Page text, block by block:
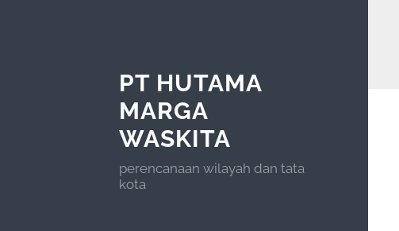
PT HUTAMA
MARGA
WASKITA
perencanaan wilayah dan tata
kota